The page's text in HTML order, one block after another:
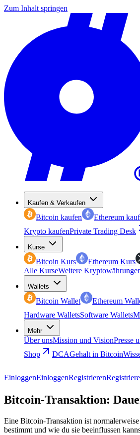
Zum Inhalt springen
Kaufen & Verkaufen
Bitcoin kaufen Ethereum
Krypto kaufenPrivate Trading Desk
Kurse
Bitcoin Kurs Ethereum Kurs
Alle KurseWeitere
Wallets
Bitcoin Wallet Ethereum
Hardware WalletsSoftware Wallets
Mehr
Über unsMission und VisionPresse
Shop
DCAGehalt in Bitcoin
EinloggenEinloggenRegistrieren
Bitcoin-Transaktion:
Eine Bitcoin-Transaktion ist
bestimmt und wie du sie beeinflussen